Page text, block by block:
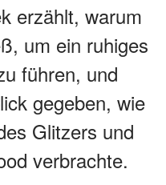
erzählt, warum
um ein ruhiges
führen, und
gegeben, wie
Glitzers und
verbrachte.